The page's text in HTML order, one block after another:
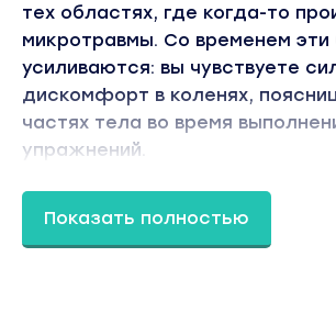
тех областях, где когда-то
микротравмы. Со временем эти
усиливаются: вы чувствуете
дискомфорт в коленях,
частях тела во время
упражнений.
Показать полностью